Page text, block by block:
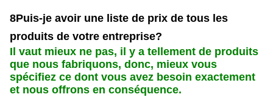
8Puis-je avoir une liste de prix de tous les
produits de votre entreprise?
Il vaut mieux ne pas, il y a tellement de produits
que nous fabriquons, donc, mieux vous
spécifiez ce dont vous avez besoin exactement
et nous offrons en conséquence.